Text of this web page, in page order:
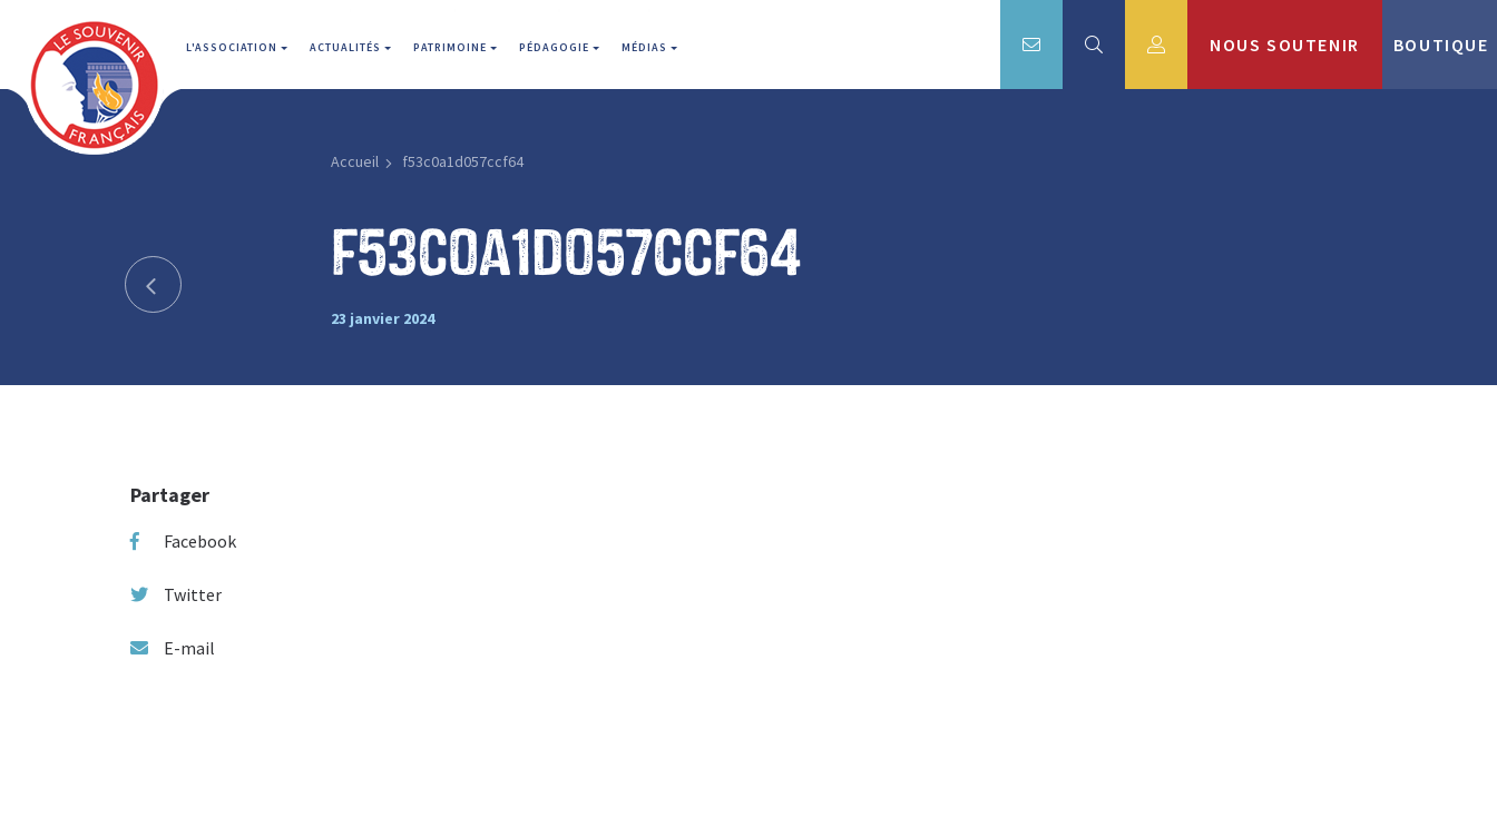
L'ASSOCIATION ACTUALITÉS PATRIMOINE PÉDAGOGIE MÉDIAS NOUS SOUTENIR BOUTIQUE
Accueil f53c0a1d057ccf64
f53c0a1d057ccf64
23 janvier 2024
Partager
Facebook
Twitter
E-mail